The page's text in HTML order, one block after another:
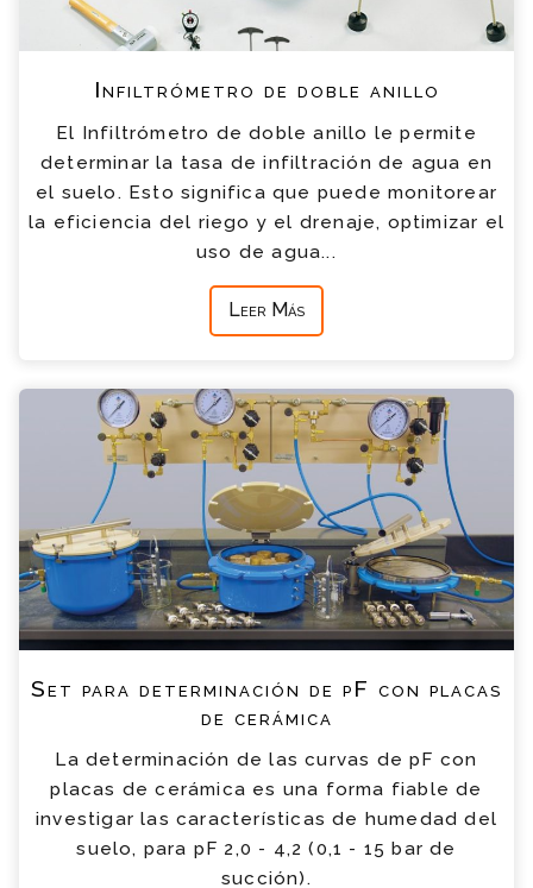
Infiltrómetro de doble anillo
El Infiltrómetro de doble anillo le permite
determinar la tasa de infiltración de agua en
el suelo. Esto significa que puede monitorear
la eficiencia del riego y el drenaje, optimizar el
uso de agua...
Leer Más
Set para determinación de pF con placas
de cerámica
La determinación de las curvas de pF con
placas de cerámica es una forma fiable de
investigar las características de humedad del
suelo, para pF 2,0 - 4,2 (0,1 - 15 bar de
succión).